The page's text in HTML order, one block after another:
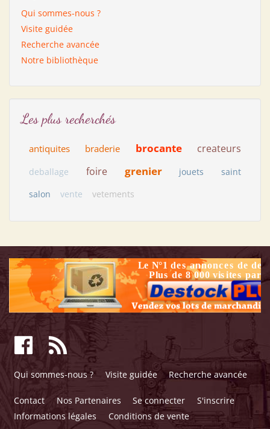
Qui sommes-nous ?
Visite guidée
Recherche avancée
Notre bibliothèque
Les plus recherchés
antiquites braderie brocante createurs
deballage foire grenier jouets
saint
salon
vente vetements
Qui sommes-nous ? Visite guidée Recherche avancée
Contact Nos Partenaires Se connecter
S'inscrire
Informations légales
Conditions de vente